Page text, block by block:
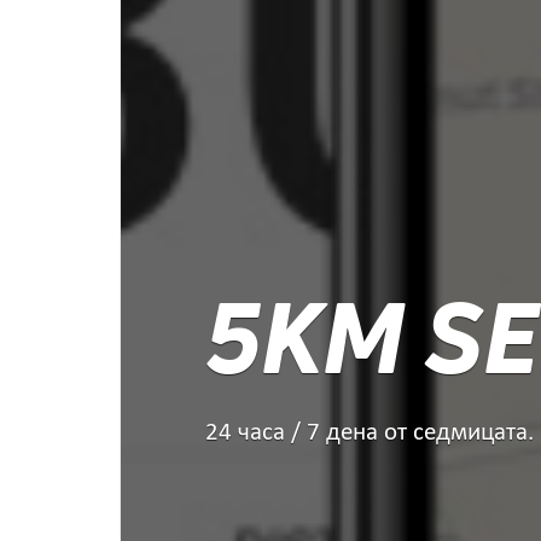
5KM
24 часа / 7 дена от седмицата.